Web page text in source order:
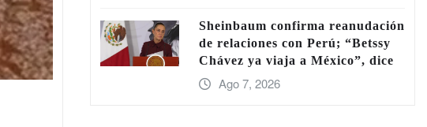
Sheinbaum confirma reanudación
de relaciones con Perú; “Betssy
Chávez ya viaja a México”, dice
Ago 7, 2026